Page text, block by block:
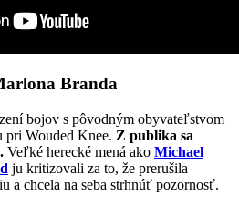
Branda
bojov s pôvodným obyvateľstvom
pri Wouded Knee. Z publika sa
Veľké herecké mená ako Michael
ju kritizovali za to, že prerušila
a chcela na seba strhnúť pozornosť.